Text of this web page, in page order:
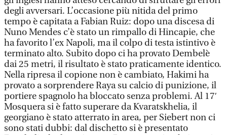
degli avversari. L’occasione più nitida del primo
tempo è capitata a Fabian Ruiz: dopo una discesa di
Nuno Mendes c’è stato un rimpallo di Hincapie, che
ha favorito l’ex Napoli, ma il colpo di testa istintivo è
terminato alto. Subito dopo ci ha provato Dembelè
dai 25 metri, il risultato è stato praticamente identico.
Nella ripresa il copione non è cambiato, Hakimi ha
provato a sorprendere Raya su calcio di punizione, il
portiere spagnolo ha bloccato senza problemi. Al 17′
Mosquera si è fatto superare da Kvaratskhelia, il
georgiano è stato atterrato in area, per Siebert non ci
sono stati dubbi: dal dischetto si è presentato